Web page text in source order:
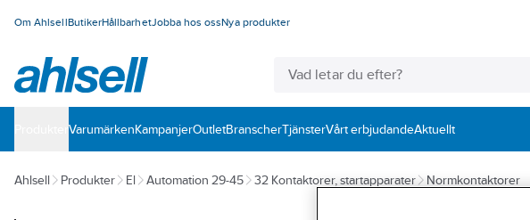
Om AhlsellButikerHållbarhetJobba hos ossNya produkter
VarumärkenKampanjerOutletBranscherTjänsterVårt erbjudandeAktuellt
Ahlsell Produkter El Automation 29-45 32 Kontaktorer, startapparater Normkontaktorer